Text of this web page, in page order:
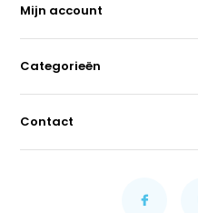
Mijn account
Categorieën
Contact